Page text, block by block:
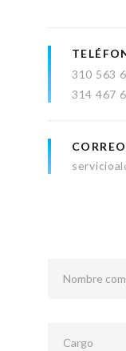
310 563
314 467
Nombre
Cargo